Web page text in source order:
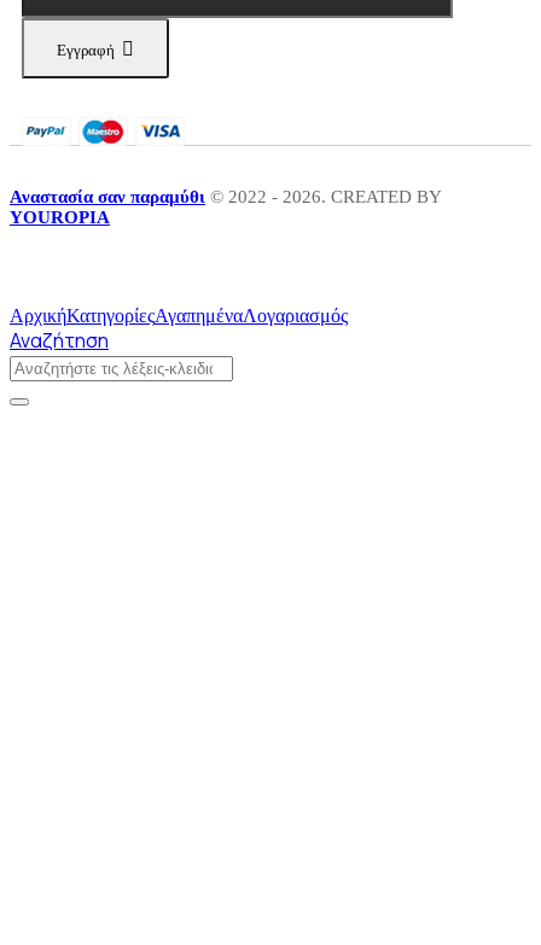
Εγγραφή
Αναστασία σαν παραμύθι © 2022 - 2026. CREATED BY
YOUROPIA
ΑρχικήΚατηγορίεςΑγαπημέναΛογαριασμός
Αναζήτηση